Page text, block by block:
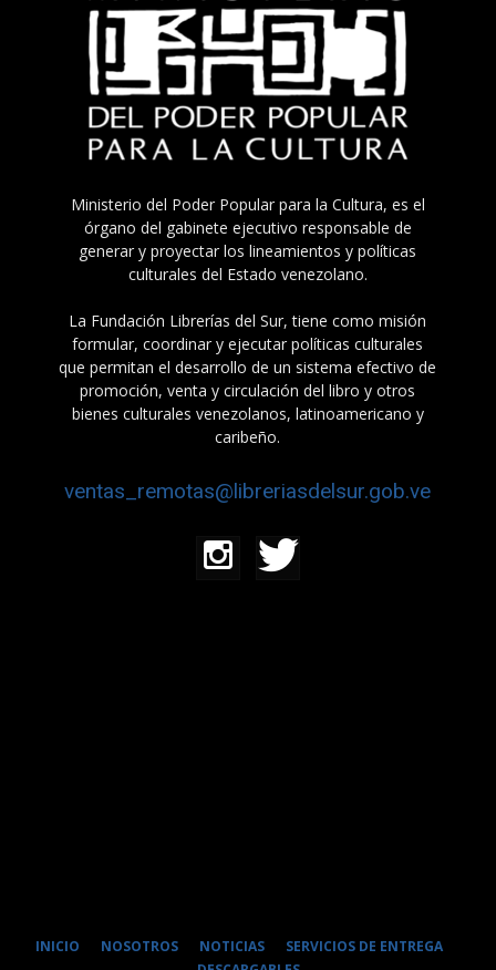
Ministerio del Poder Popular para la Cultura, es el
órgano del gabinete ejecutivo responsable de
generar y proyectar los lineamientos y políticas
culturales del Estado venezolano.
La Fundación Librerías del Sur, tiene como misión
formular, coordinar y ejecutar políticas culturales
que permitan el desarrollo de un sistema efectivo de
promoción, venta y circulación del libro y otros
bienes culturales venezolanos, latinoamericano y
caribeño.
ventas_remotas@libreriasdelsur.gob.ve
INICIO NOSOTROS NOTICIAS
SERVICIOS DE ENTREGA